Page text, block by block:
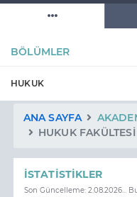
BÖLÜMLER
HUKUK
ANA SAYFA
HUKUK FAKÜLTESİ
İSTATISTIKLER
Son Güncelleme: 2.08.2026...